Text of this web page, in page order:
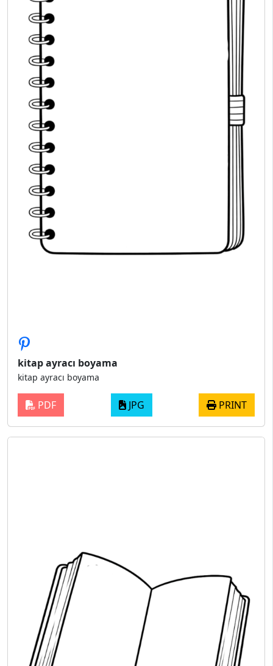
kitap ayracı boyama
kitap ayracı boyama
PDF JPG PRINT